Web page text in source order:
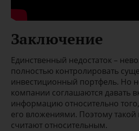
Заключение
Единственный недостаток –
полностью контролировать
инвестиционный портфель. Но
компании соглашаются давать
информацию относительно
его вложениями. Поэтому такой
считают относительным.